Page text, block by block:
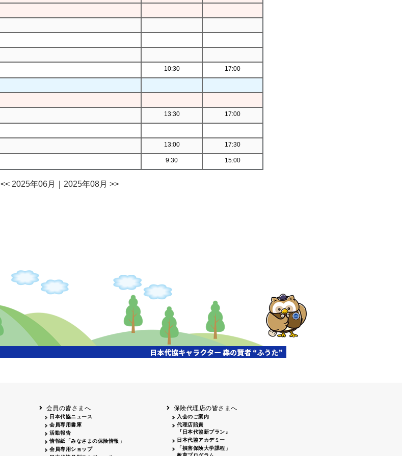
10:30 17:00
13:30 17:00
13:00 17:30
9:30 15:00
<< 2025年06月 2025年08月 >>
会員の皆さまへ
日本代協ニュース
会員専用書庫
活動報告
情報紙「みなさまの保険情報」
会員専用ショップ
保険代理店の皆さまへ
入会のご案内
代理店賠責
『日本代協新プラン』
日本代協アカデミー
「損害保険大学課程」